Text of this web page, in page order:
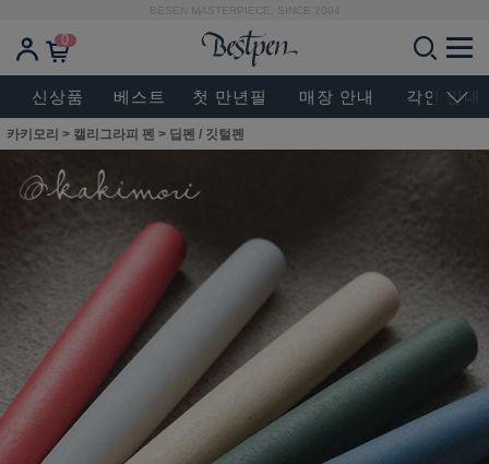
BESEN MASTERPIECE, SINCE 2004
0
신상품 베스트 첫 만년필 매장 안내 각인 안내
카키모리 > 캘리그라피 펜 > 딥펜 / 깃털펜